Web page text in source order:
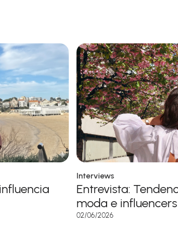
Interviews
Entrevista:
moda e
02/06/2026